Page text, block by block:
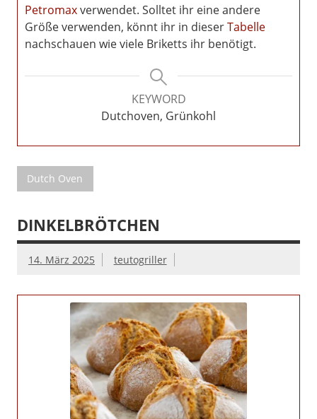
Petromaxverwendet. Solltet ihr eine andere
Größe verwenden, könnt ihr in dieserTabelle
nachschauen wie viele Briketts ihr benötigt.
KEYWORD
Dutchoven, Grünkohl
Dutch Oven
DINKELBRÖTCHEN
14. März 2025 teutogriller